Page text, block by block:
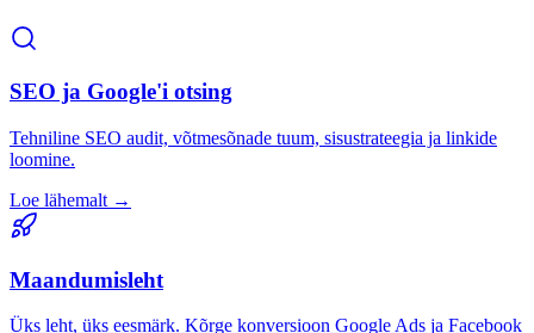
SEO ja Google'i otsing
Tehniline SEO audit, võtmesõnade tuum, sisustrateegia ja linkide
loomine.
Loe lähemalt →
Maandumisleht
Üks leht, üks eesmärk. Kõrge konversioon Google Ads ja Facebook